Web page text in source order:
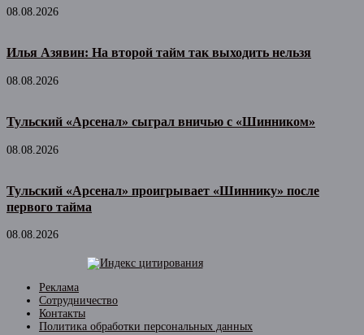
08.08.2026
Илья Азявин: На второй тайм так выходить нельзя
08.08.2026
Тульский «Арсенал» сыграл вничью с «Шинником»
08.08.2026
Тульский «Арсенал» проигрывает «Шиннику» после
первого тайма
08.08.2026
Реклама
Сотрудничество
Контакты
Политика обработки персональных данных